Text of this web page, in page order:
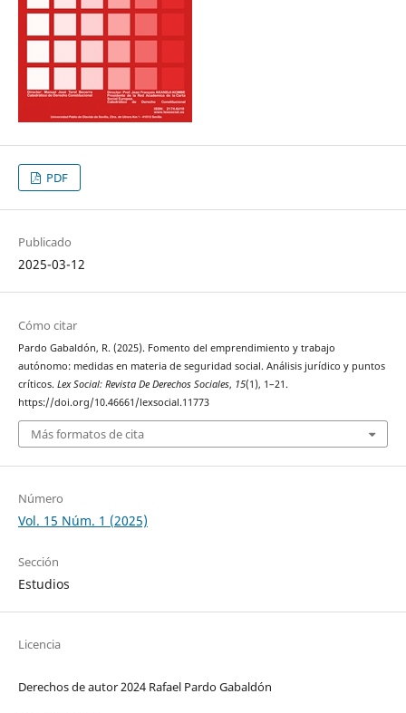
PDF
Publicado
2025-03-12
Cómo citar
Pardo Gabaldón, R. (2025). Fomento del emprendimiento y trabajo
autónomo: medidas en materia de seguridad social. Análisis jurídico y puntos
críticos. Lex Social: Revista De Derechos Sociales, 15(1), 1–21.
https://doi.org/10.46661/lexsocial.11773
Más formatos de cita
Número
Vol. 15 Núm. 1 (2025)
Sección
Estudios
Licencia
Derechos de autor 2024 Rafael Pardo Gabaldón